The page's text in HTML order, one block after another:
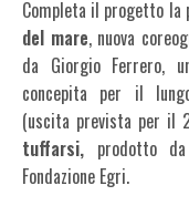
Completa il progetto la
del mare, nuova
da Giorgio Ferrero,
concepita per il
(uscita prevista per il
tuffarsi, prodotto
Fondazione Egri.